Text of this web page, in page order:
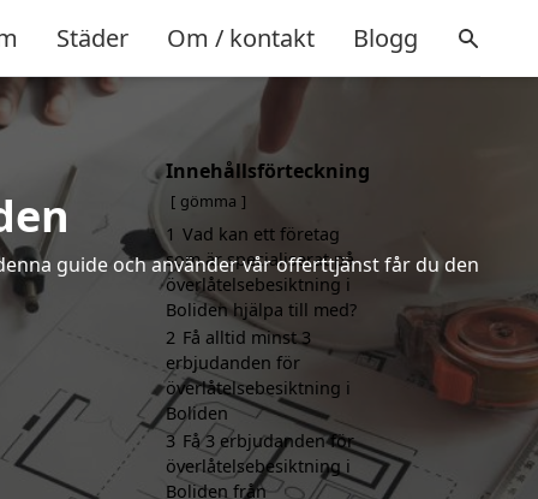
Städer Om / kontakt Blogg
guide och använder vår offerttjänst får du den
Innehållsförteckning
gömma
1 Vad kan ett företag
som är specialiserat på
överlåtelsebesiktning i
Boliden hjälpa till med?
2 Få alltid minst 3
erbjudanden för
överlåtelsebesiktning i
Boliden
3 Få 3 erbjudanden för
överlåtelsebesiktning i
Boliden från